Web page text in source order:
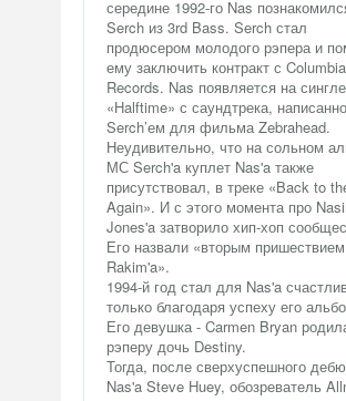
середине 1992-го Nas
Serch из 3rd Bass. Serch стал
продюсером молодого рэпера и
ему заключить контракт с Columbia
Records. Nas появляется на сингле
«Halftime» с саундтрека,
Serch’ем для фильма Zebrahead.
Неудивительно, что на сольном
МС Serch'a куплет Nas'a также
присутствовал, в треке «Back to
Again». И с этого момента про
Jones'a затворило хип-хоп
Его назвали «вторым пришествием
Rakim'a».
1994-й год стал для Nas'a
только благодаря успеху его
Его девушка - Carmen Bryan
рэперу дочь Destiny.
Тогда, после сверхуспешного
Nas'a Steve Huey, обозреватель